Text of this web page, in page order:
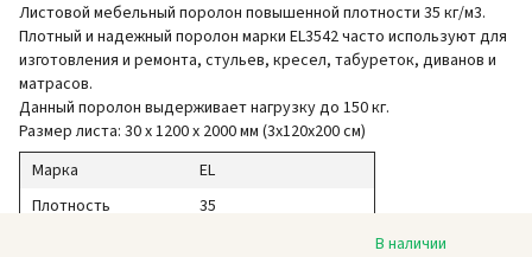
Листовой мебельный поролон повышенной плотности 35 кг/м3.
Плотный и надежный поролон марки EL3542 часто используют для
изготовления и ремонта, стульев, кресел, табуреток, диванов и
матрасов.
Данный поролон выдерживает нагрузку до 150 кг.
Размер листа: 30 х 1200 х 2000 мм (3х120х200 см)
Марка
EL
Плотность
35
В наличии